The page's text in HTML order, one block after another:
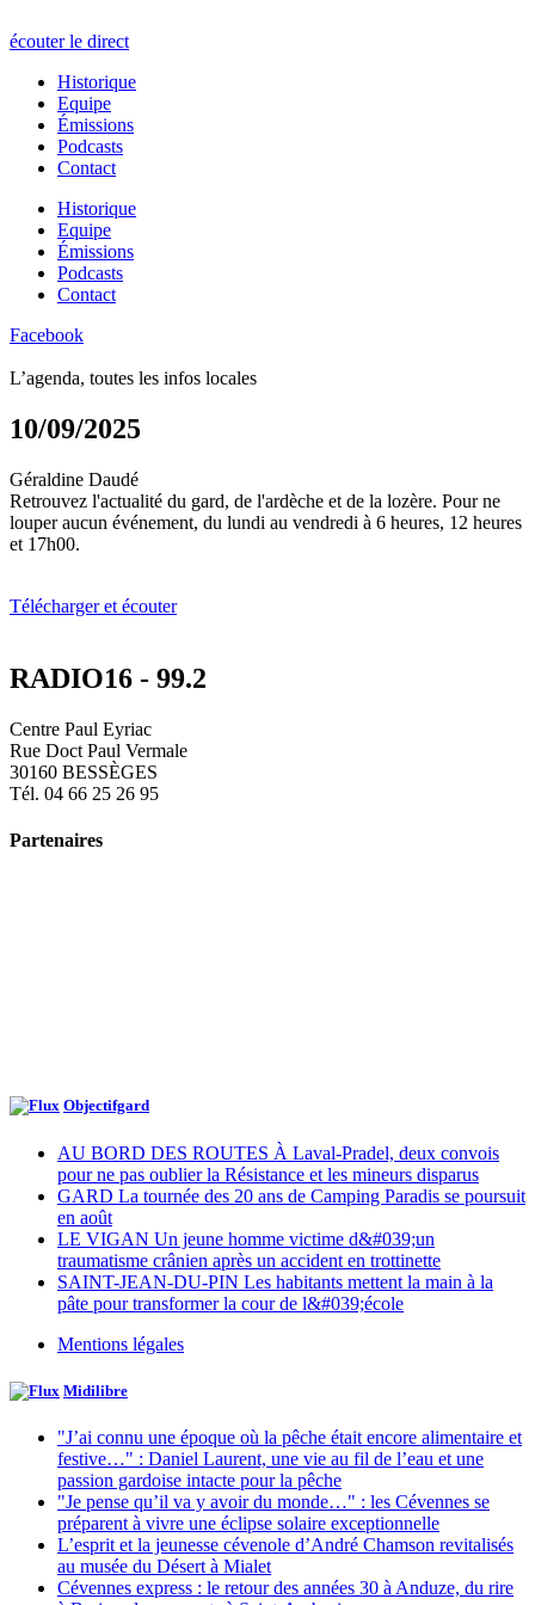
écouter le direct
Historique
Equipe
Émissions
Podcasts
Contact
Historique
Equipe
Émissions
Podcasts
Contact
Facebook
L’agenda, toutes les infos locales
10/09/2025
Géraldine Daudé
Retrouvez l'actualité du gard, de l'ardèche et de la lozère. Pour ne
louper aucun événement, du lundi au vendredi à 6 heures, 12 heures
et 17h00.
Télécharger et écouter
RADIO16 - 99.2
Centre Paul Eyriac
Rue Doct Paul Vermale
30160 BESSÈGES
Tél. 04 66 25 26 95
Partenaires
Objectifgard
AU BORD DES ROUTES À Laval-Pradel, deux convois
pour ne pas oublier la Résistance et les mineurs disparus
GARD La tournée des 20 ans de Camping Paradis se poursuit
en août
LE VIGAN Un jeune homme victime d&#039;un
traumatisme crânien après un accident en trottinette
SAINT-JEAN-DU-PIN Les habitants mettent la main à la
pâte pour transformer la cour de l&#039;école
Mentions légales
Midilibre
"J’ai connu une époque où la pêche était encore alimentaire et
festive…" : Daniel Laurent, une vie au fil de l’eau et une
passion gardoise intacte pour la pêche
"Je pense qu’il va y avoir du monde…" : les Cévennes se
préparent à vivre une éclipse solaire exceptionnelle
L’esprit et la jeunesse cévenole d’André Chamson revitalisés
au musée du Désert à Mialet
Cévennes express : le retour des années 30 à Anduze, du rire